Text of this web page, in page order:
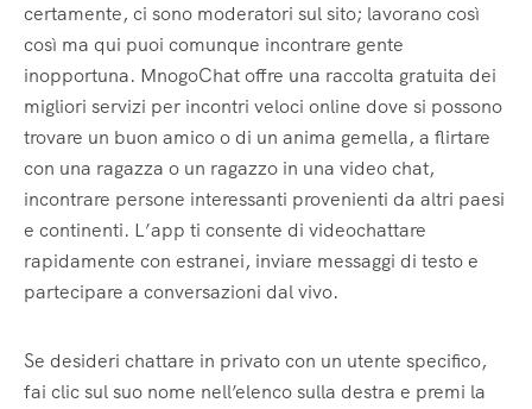
certamente, ci sono moderatori sul sito; lavorano così
così ma qui puoi comunque incontrare gente
inopportuna. MnogoChat offre una raccolta gratuita dei
migliori servizi per incontri veloci online dove si possono
trovare un buon amico o di un anima gemella, a flirtare
con una ragazza o un ragazzo in una video chat,
incontrare persone interessanti provenienti da altri paesi
e continenti. L’app ti consente di videochattare
rapidamente con estranei, inviare messaggi di testo e
partecipare a conversazioni dal vivo.
Se desideri chattare in privato con un utente specifico,
fai clic sul suo nome nell’elenco sulla destra e premi la